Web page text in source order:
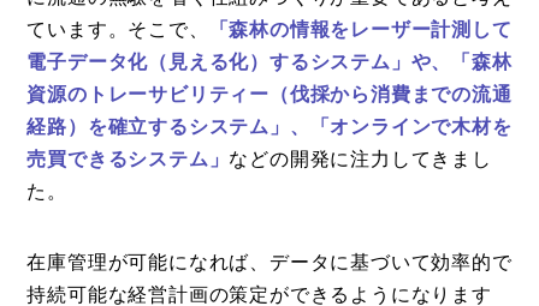
ています。そこで、
「森林の情報をレーザー計測して
電子データ化（見える化）するシステム」や、「森林
資源のトレーサビリティー（伐採から消費までの流通
経路）を確立するシステム」、「オンラインで木材を
売買できるシステム」 などの開発に注力してきまし
た。
在庫管理が可能になれば、データに基づいて効率的で
持続可能な経営計画の策定ができるようになります